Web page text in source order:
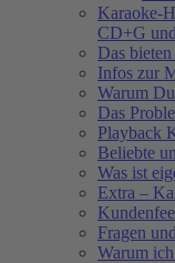
Karaoke-
CD+G
Das
Infos zur
Warum
Das
Playback
Beliebte
Was ist
Extra –
Fragen
Warum